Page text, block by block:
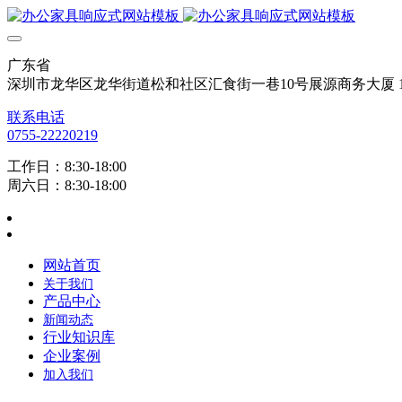
广东省
深圳市龙华区龙华街道松和社区汇食街一巷10号展源商务大厦
联系电话
0755-22220219
工作日：8:30-18:00
周六日：8:30-18:00
网站首页
关于我们
产品中心
新闻动态
行业知识库
企业案例
加入我们